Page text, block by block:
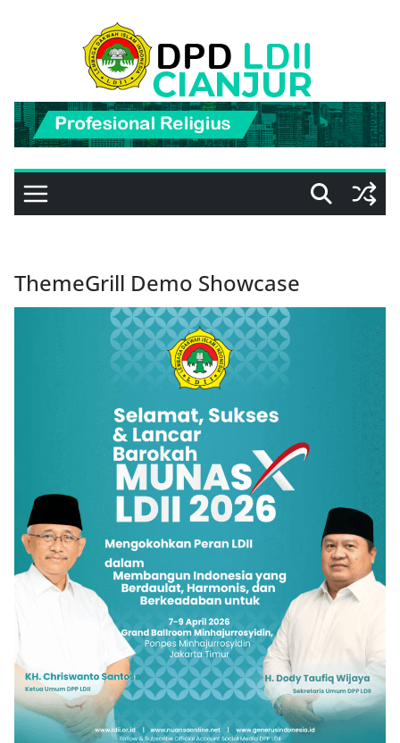
ThemeGrill Demo Showcase